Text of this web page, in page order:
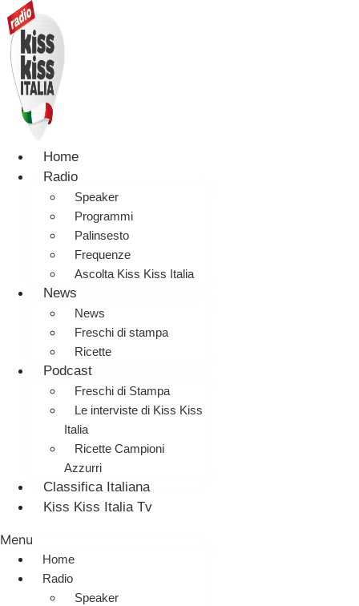
Home
Radio
Speaker
Programmi
Palinsesto
Frequenze
Ascolta Kiss Kiss Italia
News
News
Freschi di stampa
Ricette
Podcast
Freschi di Stampa
Le interviste di Kiss Kiss
Italia
Ricette Campioni
Azzurri
Classifica Italiana
Kiss Kiss Italia Tv
Menu
Home
Radio
Speaker